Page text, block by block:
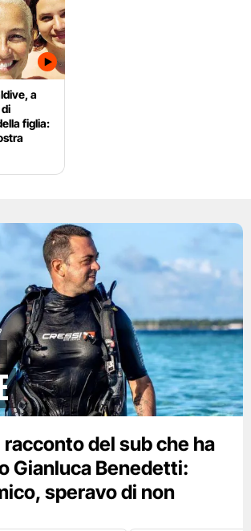
a
figlia:
del sub che ha
Gianluca Benedetti:
speravo di non